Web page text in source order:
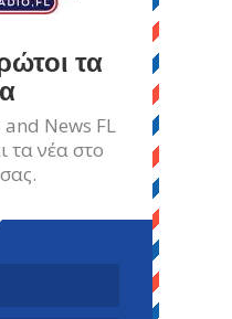
τα
News FL
τα νέα στο